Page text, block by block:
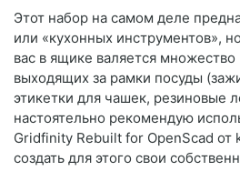
Этот набор на самом деле
или «кухонных инструментов»,
вас в ящике валяется
выходящих за рамки посуды
этикетки для чашек, резиновые
настоятельно рекомендую
Gridfinity Rebuilt for OpenScad от
создать для этого свои